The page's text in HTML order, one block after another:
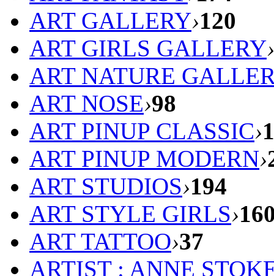
ART GALLERY›120
ART GIRLS GALLERY›
ART NATURE
ART NOSE›98
ART PINUP CLASSIC›
ART PINUP MODERN›
ART STUDIOS›194
ART STYLE GIRLS›
ART TATTOO›37
ARTIST : ANNE